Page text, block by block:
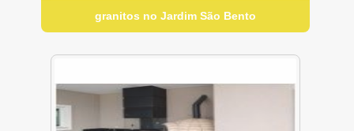
granitos no Jardim São Bento